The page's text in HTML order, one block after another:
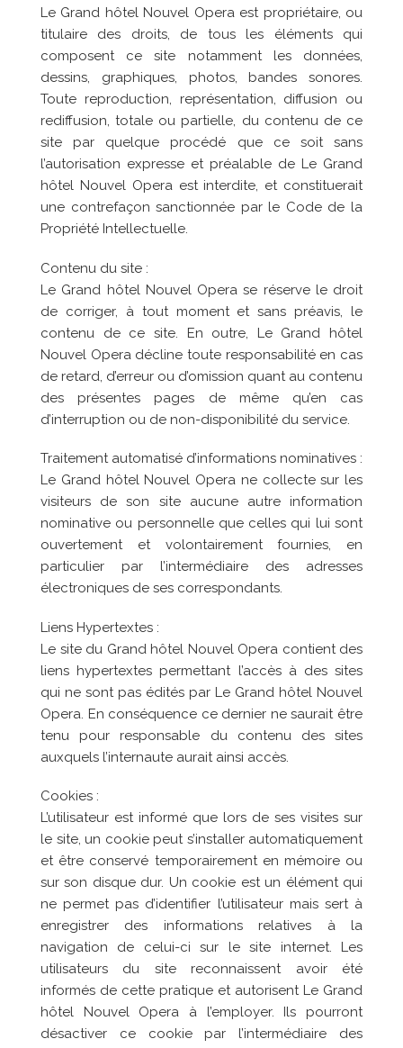
Le Grand hôtel Nouvel Operaest propriétaire, ou
titulaire des droits, de tous les éléments qui
composent ce site notamment les données,
dessins, graphiques, photos, bandes sonores.
Toute reproduction, représentation, diffusion ou
rediffusion, totale ou partielle, du contenu de ce
site par quelque procédé que ce soit sans
l’autorisation expresse et préalable de Le Grand
hôtel Nouvel Operaest interdite, et constituerait
une contrefaçon sanctionnée par le Code de la
Propriété Intellectuelle.
Contenu du site :
Le Grand hôtel Nouvel Opera se réserve le droit
de corriger, à tout moment et sans préavis, le
contenu de ce site. En outre, Le Grand hôtel
Nouvel Opera décline toute responsabilité en cas
de retard, d’erreur ou d’omission quant au contenu
des présentes pages de même qu’en cas
d’interruption ou de non-disponibilité du service.
Traitement automatisé d’informations nominatives :
Le Grand hôtel Nouvel Opera ne collecte sur les
visiteurs de son site aucune autre information
nominative ou personnelle que celles qui lui sont
ouvertement et volontairement fournies, en
particulier par l’intermédiaire des adresses
électroniques de ses correspondants.
Liens Hypertextes :
Le site du Grand hôtel Nouvel Opera contient des
liens hypertextes permettant l’accès à des sites
qui ne sont pas édités par Le Grand hôtel Nouvel
Opera . En conséquence ce dernier ne saurait être
tenu pour responsable du contenu des sites
auxquels l’internaute aurait ainsi accès.
Cookies :
L’utilisateur est informé que lors de ses visites sur
le site, un cookie peut s’installer automatiquement
et être conservé temporairement en mémoire ou
sur son disque dur. Un cookie est un élément qui
ne permet pas d’identifier l’utilisateur mais sert à
enregistrer des informations relatives à la
navigation de celui-ci sur le site internet. Les
utilisateurs du site reconnaissent avoir été
informés de cette pratique et autorisent Le Grand
hôtel Nouvel Opera à l’employer. Ils pourront
désactiver ce cookie par l’intermédiaire des